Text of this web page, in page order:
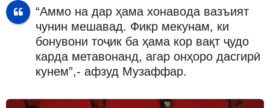
“Аммо на дар ҳама хонавода вазъият
чунин мешавад. Фикр мекунам, ки
бонувони тоҷик ба ҳама кор вақт ҷудо
карда метавонанд, агар онҳоро дасгирӣ
кунем”,- афзуд Музаффар.